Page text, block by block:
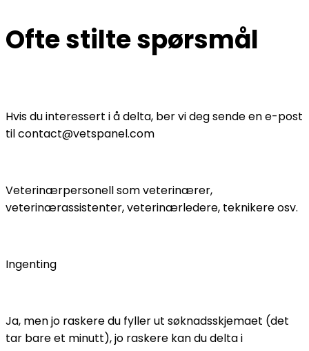
Ofte stilte spørsmål
Hvis du interessert i å delta, ber vi deg sende en e-post
tilcontact@vetspanel.com
Veterinærpersonell som veterinærer,
veterinærassistenter, veterinærledere, teknikere osv.
Ingenting
Ja, men jo raskere du fyller ut søknadsskjemaet (det
tar bare et minutt), jo raskere kan du delta i